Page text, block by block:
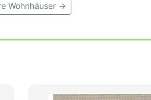
Wohnhäuser →